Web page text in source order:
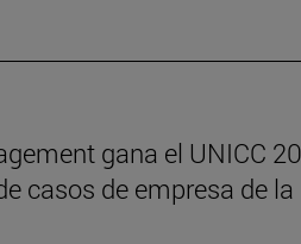
gana el UNICC
casos de empresa de la